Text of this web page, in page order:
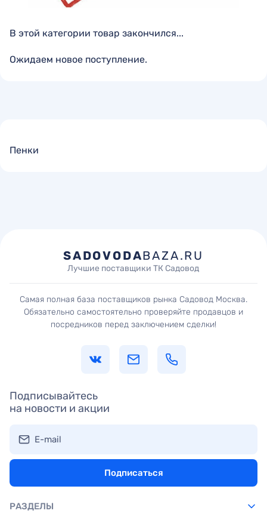
В этой категории товар закончился...
Ожидаем новое поступление.
Пенки
SADOVODABAZA.RU
Лучшие поставщики ТК Садовод
Самая полная база поставщиков рынка Садовод Москва.
Обязательно самостоятельно проверяйте продавцов и
посредников перед заключением сделки!
Подписывайтесь
на новости и акции
E-mail
Подписаться
РАЗДЕЛЫ